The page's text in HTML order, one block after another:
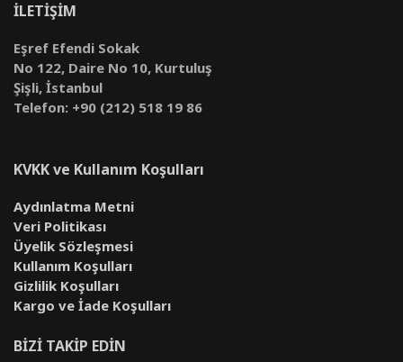
İLETİŞİM
Eşref Efendi Sokak
No 122, Daire No 10, Kurtuluş
Şişli, İstanbul
Telefon: +90 (212) 518 19 86
KVKK ve Kullanım Koşulları
Aydınlatma Metni
Veri Politikası
Üyelik Sözleşmesi
Kullanım Koşulları
Gizlilik Koşulları
Kargo ve İade Koşulları
BİZİ TAKİP EDİN